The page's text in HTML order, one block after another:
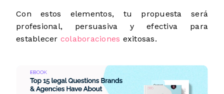
Con estos elementos, tu propuesta será
profesional, persuasiva y efectiva para
establecer colaboraciones exitosas.